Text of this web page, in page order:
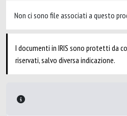
Non ci sono file associati a questo
I documenti in IRIS sono protetti da
riservati, salvo diversa indicazione.